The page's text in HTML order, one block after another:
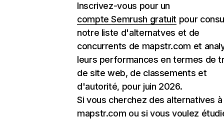
Inscrivez-vous pour un
compte Semrush gratuit pour
notre liste d'alternatves et de
concurrents de mapstr.com et
leurs performances en termes de
de site web, de classements et
d'autorité, pour juin 2026.
Si vous cherchez des alternatives à
mapstr.com ou si vous voulez